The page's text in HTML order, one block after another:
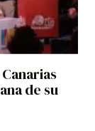
de su